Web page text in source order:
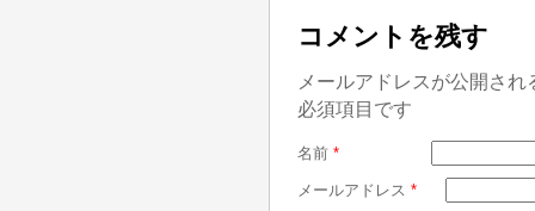
コメントを残す
メールアドレスが公開さ
必須項目です
名前 *
メールアドレス *